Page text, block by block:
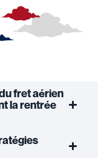
fret aérien
la rentrée